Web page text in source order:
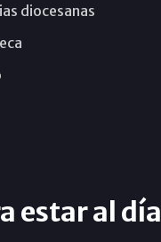
diocesanas
estar al día